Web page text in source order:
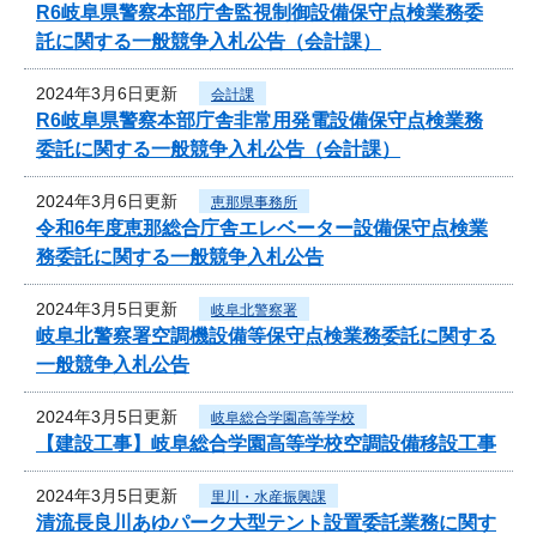
R6岐阜県警察本部庁舎監視制御設備保守点検業務委
託に関する一般競争入札公告（会計課）
2024年3月6日更新 会計課
R6岐阜県警察本部庁舎非常用発電設備保守点検業務
委託に関する一般競争入札公告（会計課）
2024年3月6日更新 恵那県事務所
令和6年度恵那総合庁舎エレベーター設備保守点検業
務委託に関する一般競争入札公告
2024年3月5日更新 岐阜北警察署
岐阜北警察署空調機設備等保守点検業務委託に関する
一般競争入札公告
2024年3月5日更新 岐阜総合学園高等学校
【建設工事】岐阜総合学園高等学校空調設備移設工事
2024年3月5日更新 里川・水産振興課
清流長良川あゆパーク大型テント設置委託業務に関す